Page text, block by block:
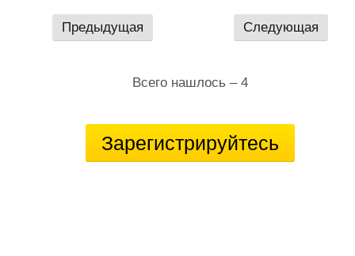
Предыдущая Следующая
Всего нашлось – 4
Зарегистрируйтесь